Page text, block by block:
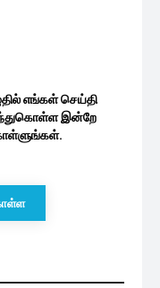
எங்கள் செய்தி
இன்றே